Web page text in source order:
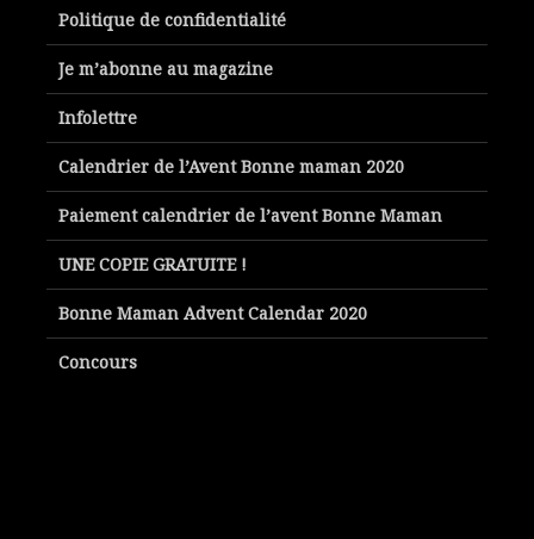
Politique de confidentialité
Je m’abonne au magazine
Infolettre
Calendrier de l’Avent Bonne maman 2020
Paiement calendrier de l’avent Bonne Maman
UNE COPIE GRATUITE !
Bonne Maman Advent Calendar 2020
Concours